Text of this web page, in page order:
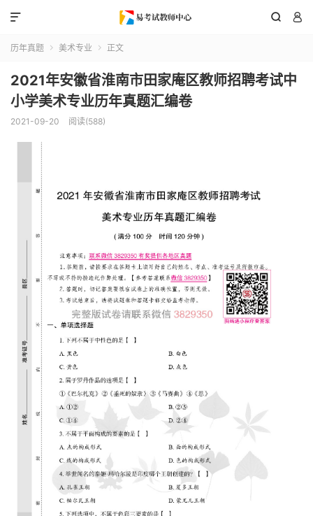
 

历年真题  美术专业  正文
2021年安徽省淮南市田家庵区教师招聘考试中
小学美术专业历年真题汇编卷
2021-09-20 阅读(588)